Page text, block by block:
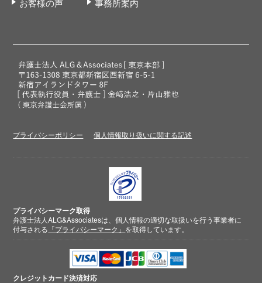
プライバシーポリシー 個人情報取り扱いに関する記述
プライバシーマーク取得
弁護士法人ALG&Associatesは、個人情報の適切な取扱いを行う事業者に
付与される 「プライバシーマーク」 を取得しています。
クレジットカード決済対応